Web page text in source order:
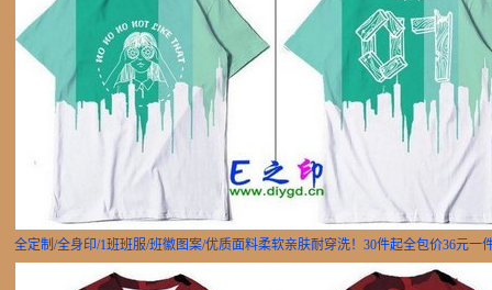
全定制/全身印/1班班服/班徽图案/优质面料柔软亲肤耐穿洗！30件起全包价36元一